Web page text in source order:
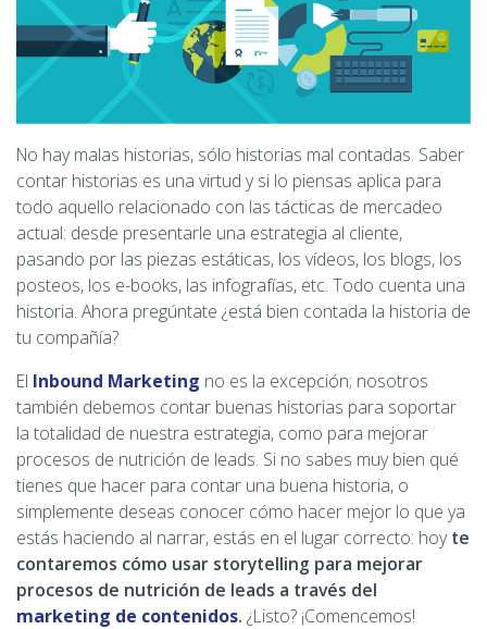
No hay malas historias, sólo historias mal contadas. Saber
contar historias es una virtud y si lo piensas aplica para
todo aquello relacionado con las tácticas de mercadeo
actual: desde presentarle una estrategia al cliente,
pasando por las piezas estáticas, los vídeos, los blogs, los
posteos, los e-books, las infografías, etc. Todo cuenta una
historia. Ahora pregúntate ¿está bien contada la historia de
tu compañía?
El Inbound Marketing no es la excepción; nosotros
también debemos contar buenas historias para soportar
la totalidad de nuestra estrategia, como para mejorar
procesos de nutrición de leads. Si no sabes muy bien qué
tienes que hacer para contar una buena historia, o
simplemente deseas conocer cómo hacer mejor lo que ya
estás haciendo al narrar, estás en el lugar correcto: hoy te
contaremos cómo usar storytelling para mejorar
procesos de nutrición de leads a través del
marketing de contenidos. ¿Listo? ¡Comencemos!